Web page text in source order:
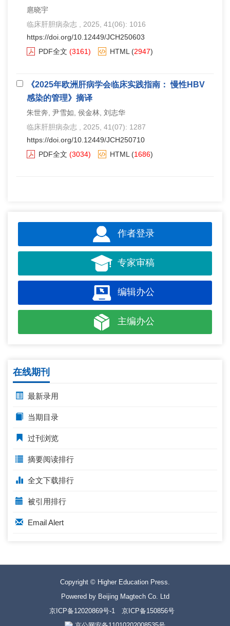
扈晓宇
临床肝胆病杂志
, 2025, 41(06): 1016
https://doi.org/10.12449/JCH250603
PDF全文 (3161) HTML (2947)
《2025年欧洲肝病学会临床实践指南： 慢性HBV
感染的管理》摘译
朱世奔, 尹雪如, 侯金林, 刘志华
临床肝胆病杂志
, 2025, 41(07): 1287
https://doi.org/10.12449/JCH250710
PDF全文 (3034) HTML (1686)
作者登录
专家审稿
编辑办公
主编办公
在线期刊
最新录用
当期目录
过刊浏览
摘要阅读排行
全文下载排行
被引用排行
Email Alert
Copyright © Higher Education Press.
Powered by Beijing Magtech Co. Ltd
京ICP备12020869号-1
京ICP备150856号